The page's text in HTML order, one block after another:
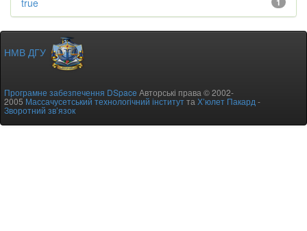
true
НМВ ДГУ
Програмне забезпечення DSpace Авторські права © 2002-
2005Массачусетський технологічний інститутта Х’юлет Пакард -
Зворотний зв’язок